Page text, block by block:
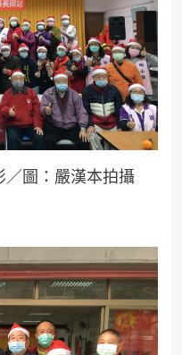
圖：嚴漢本拍攝